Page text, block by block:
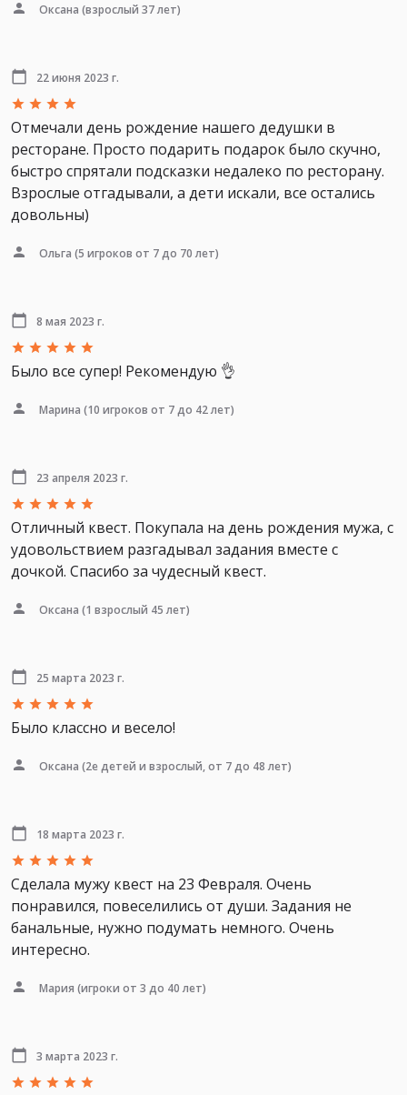
Оксана (взрослый 37 лет)
22 июня 2023 г.
Отмечали день рождение нашего дедушки в
ресторане. Просто подарить подарок было скучно,
быстро спрятали подсказки недалеко по ресторану.
Взрослые отгадывали, а дети искали, все остались
довольны)
Ольга (5 игроков от 7 до 70 лет)
8 мая 2023 г.
Было все супер! Рекомендую 👌
Марина (10 игроков от 7 до 42 лет)
23 апреля 2023 г.
Отличный квест. Покупала на день рождения мужа, с
удовольствием разгадывал задания вместе с
дочкой. Спасибо за чудесный квест.
Оксана (1 взрослый 45 лет)
25 марта 2023 г.
Было классно и весело!
Оксана (2е детей и взрослый, от 7 до 48 лет)
18 марта 2023 г.
Сделала мужу квест на 23 Февраля. Очень
понравился, повеселились от души. Задания не
банальные, нужно подумать немного. Очень
интересно.
Мария (игроки от 3 до 40 лет)
3 марта 2023 г.